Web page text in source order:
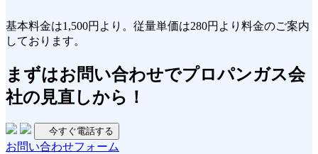
基本料金は1,500円 より。従量単価は280円 より料金のご案内
しております。
まずはお問い合わせでプロパンガス会
社の見直しから！
今すぐ電話する
お問い合わせフォーム